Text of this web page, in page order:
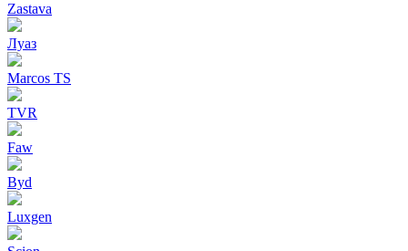
Zastava
Луаз
Marcos TS
TVR
Faw
Byd
Luxgen